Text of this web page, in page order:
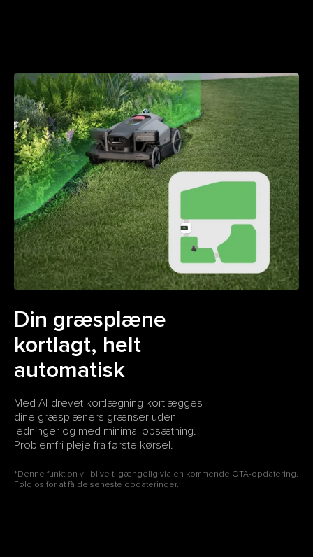
Din græsplæne
kortlagt, helt
automatisk
Med AI-drevet kortlægning kortlægges
dine græsplæners grænser uden
ledninger og med minimal opsætning.
Problemfri pleje fra første kørsel.
*Denne funktion vil blive tilgængelig via en kommende OTA-opdatering.
Følg os for at få de seneste opdateringer.